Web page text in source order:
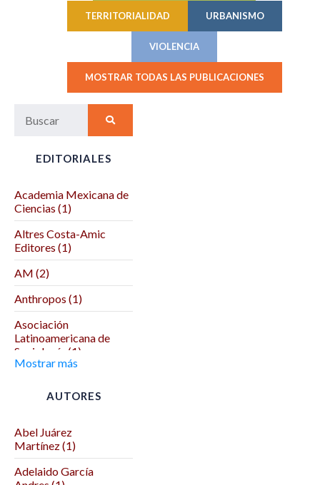
TERRITORIALIDAD URBANISMO
VIOLENCIA
MOSTRAR TODAS LAS PUBLICACIONES
EDITORIALES
Academia Mexicana de
Ciencias (1)
Altres Costa-Amic
Editores (1)
AM (2)
Anthropos (1)
Asociación
Latinoamericana de
Sociología (1)
de Ciencias Políticas (1)
Benemérita Universidad
Autónoma de Puebla (2)
Benemérita y
Mostrar más
AUTORES
Abel Juárez
Martínez (1)
Adelaido García